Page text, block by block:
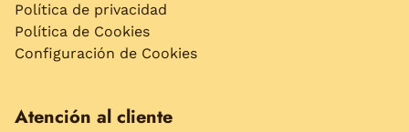
Política de privacidad
Política de Cookies
Configuración de Cookies
Atención al cliente